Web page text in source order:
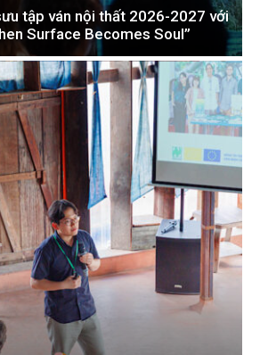
tập ván nội thất 2026-2027 với
Surface Becomes Soul”